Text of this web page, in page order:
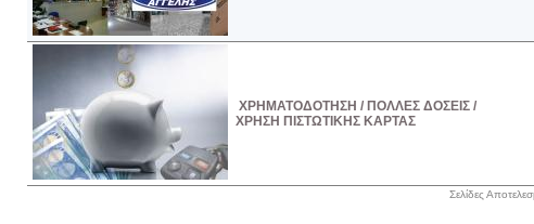
ΧΡΗΜΑΤΟΔΟΤΗΣΗ / ΠΟΛΛΕΣ ΔΟΣΕΙΣ /
ΧΡΗΣΗ ΠΙΣΤΩΤΙΚΗΣ ΚΑΡΤΑΣ
Σελίδες